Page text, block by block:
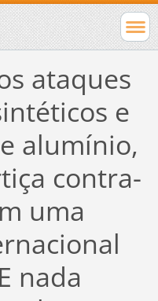
ataques
e
alumínio,
contra-
uma
nada